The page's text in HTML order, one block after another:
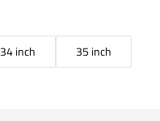
34 inch 35 inch